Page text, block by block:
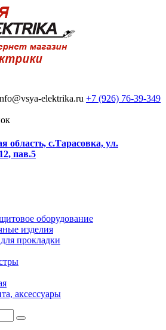
elektrika.ru +7 (926) 76-39-349
область, с.Тарасовка, ул.
пав.5
оборудование
изделия
прокладки
аксессуары